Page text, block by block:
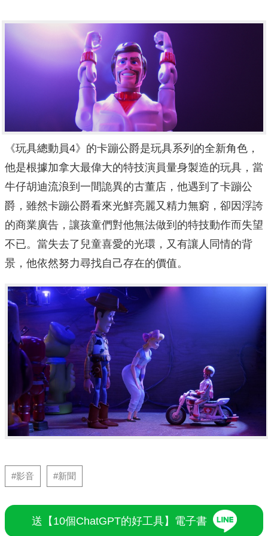
《玩具總動員4》的卡蹦公爵是玩具系列的全新角色，
他是根據加拿大最偉大的特技演員量身製造的玩具，當
牛仔胡迪流浪到一間詭異的古董店，他遇到了卡蹦公
爵，雖然卡蹦公爵看來光鮮亮麗又精力無窮，卻因浮誇
的商業廣告，讓孩童們對他無法做到的特技動作而失望
不已。當失去了兒童喜愛的光環，又有讓人同情的背
景，他依然努力尋找自己存在的價值。
#影音 #新聞
送【10個ChatGPT的好工具】電子書